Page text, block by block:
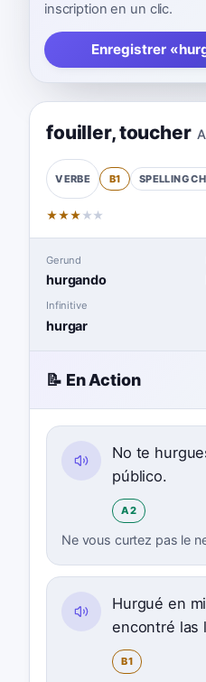
inscription en un clic.
Enregistrer
fouiller,toucher
VERBE B1 SPELLING
★★★ ★ ★
Gerund
hurgando
Infinitive
hurgar
📝 En Action
No te
público.
A2
Ne vous curtez pas le
Hurgué en
encontré las
B1